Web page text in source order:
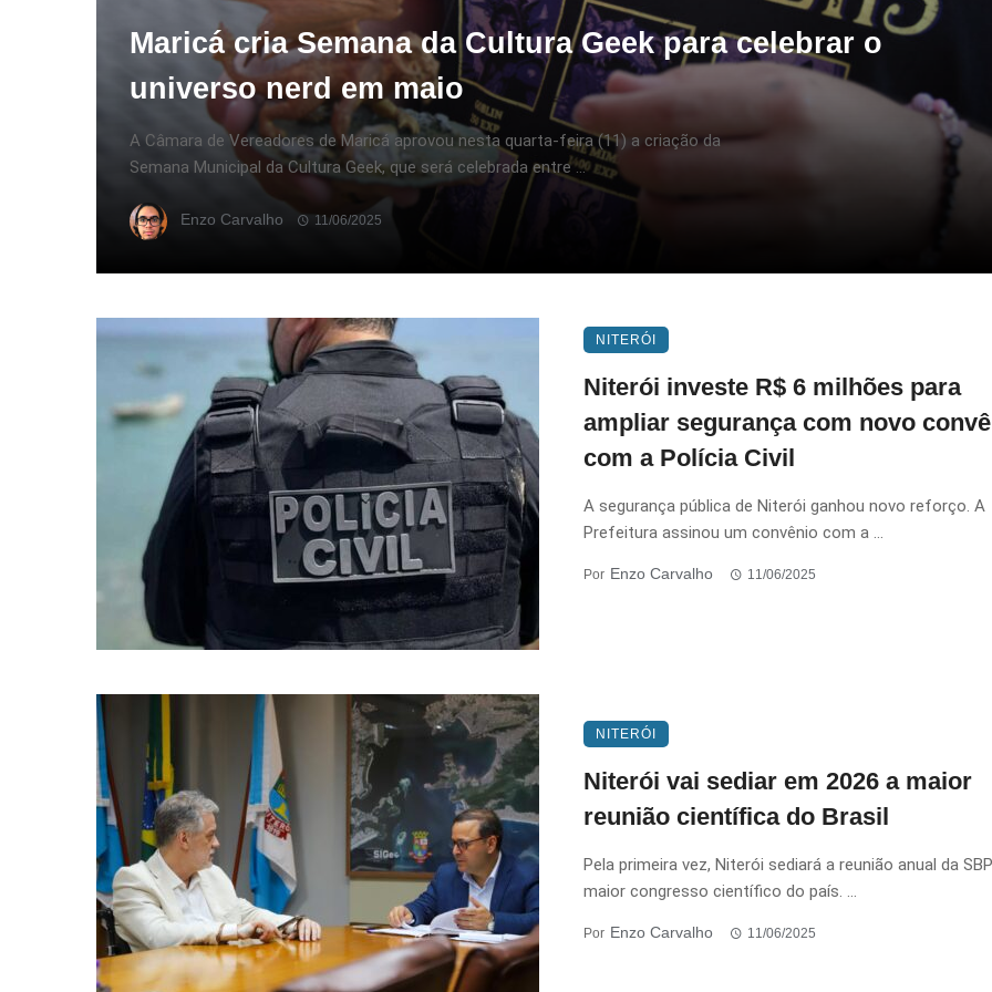
Maricá cria Semana da Cultura Geek para celebrar o
universo nerd em maio
A Câmara de Vereadores de Maricá aprovou nesta quarta-feira (11) a criação da
Semana Municipal da Cultura Geek, que será celebrada entre ...
Enzo Carvalho 11/06/2025
NITERÓI
Niterói investe R$ 6 milhões para
ampliar segurança com novo
com a Polícia Civil
A segurança pública de Niterói ganhou novo reforço. A
Prefeitura assinou um convênio com a ...
Por Enzo Carvalho 11/06/2025
NITERÓI
Niterói vai sediar em 2026 a maior
reunião científica do Brasil
Pela primeira vez, Niterói sediará a reunião anual da
maior congresso científico do país. ...
Por Enzo Carvalho 11/06/2025